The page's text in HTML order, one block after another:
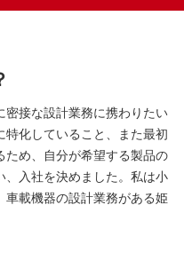
密接な設計業務に携わりたい
特化していること、また最初
ため、自分が希望する製品の
、入社を決めました。私は小
車載機器の設計業務がある姫